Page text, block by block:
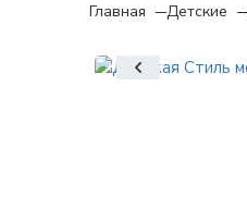
Главная Детские